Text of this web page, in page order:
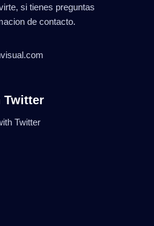
si tienes preguntas
de contacto.
Twitter
Twitter